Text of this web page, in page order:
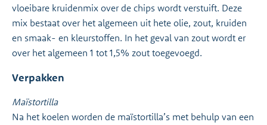
vloeibare kruidenmix over de chips wordt verstuift. Deze
mix bestaat over het algemeen uit hete olie, zout, kruiden
en smaak- en kleurstoffen. In het geval van zout wordt er
over het algemeen 1 tot 1,5% zout toegevoegd.
Verpakken
Maïstortilla
Na het koelen worden de maïstortilla’s met behulp van een